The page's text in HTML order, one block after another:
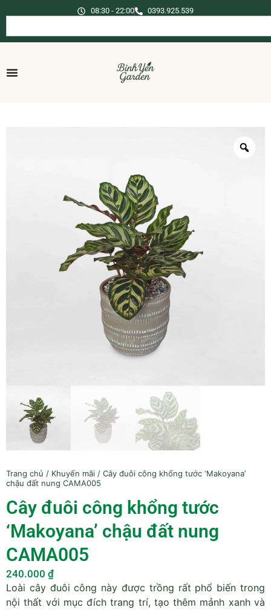
08:30 - 22:00 0393.925.539
Trang chủ / Khuyến mãi / Cây đuôi công khổng tước ‘Makoyana’
chậu đất nung CAMA005
Cây đuôi công khổng tước
‘Makoyana’ chậu đất nung
CAMA005
240.000 ₫
Loài cây đuôi công này được trồng rất phổ biến trong
nội thất với mục đích trang trí, tạo thêm mảnh xanh và